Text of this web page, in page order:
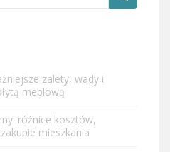
zalety, wady i
meblową
różnice kosztów,
mieszkania